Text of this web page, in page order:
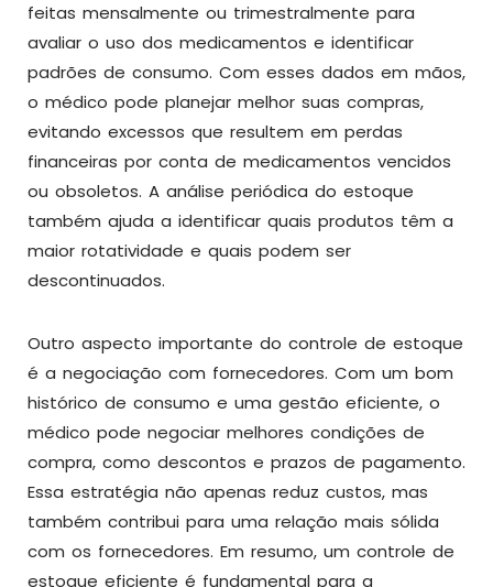
feitas mensalmente ou trimestralmente para
avaliar o uso dos medicamentos e identificar
padrões de consumo. Com esses dados em mãos,
o médico pode planejar melhor suas compras,
evitando excessos que resultem em perdas
financeiras por conta de medicamentos vencidos
ou obsoletos. A análise periódica do estoque
também ajuda a identificar quais produtos têm a
maior rotatividade e quais podem ser
descontinuados.
Outro aspecto importante do controle de estoque
é a negociação com fornecedores. Com um bom
histórico de consumo e uma gestão eficiente, o
médico pode negociar melhores condições de
compra, como descontos e prazos de pagamento.
Essa estratégia não apenas reduz custos, mas
também contribui para uma relação mais sólida
com os fornecedores. Em resumo, um controle de
estoque eficiente é fundamental para a